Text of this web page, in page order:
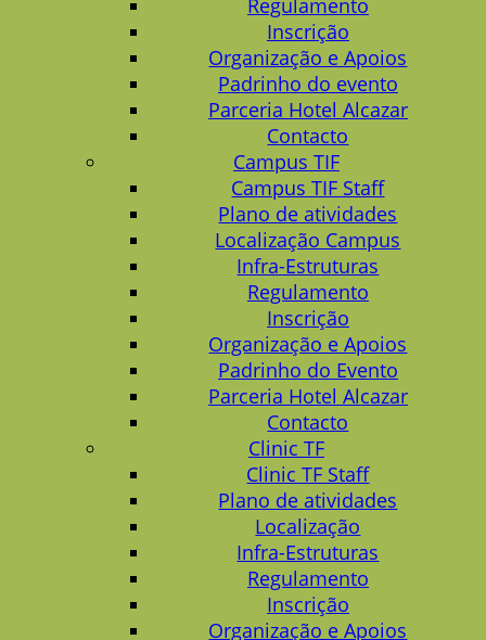
Inscrição
Organização e Apoios
Padrinho do evento
Parceria Hotel Alcazar
Contacto
Campus TIF
Campus TIF Staff
Plano de atividades
Localização Campus
Infra-Estruturas
Regulamento
Inscrição
Organização e Apoios
Padrinho do Evento
Parceria Hotel Alcazar
Contacto
Clinic TF
Clinic TF Staff
Plano de atividades
Localização
Infra-Estruturas
Regulamento
Inscrição
Organização e Apoios